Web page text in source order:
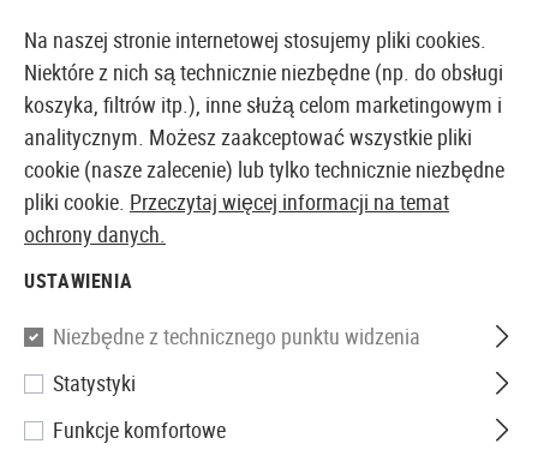
EUROPEJSKI AIRSOFT SKLEP I HURTOWNIA
Marki D3O
D3O
Na naszej stronie internetowej stosujemy pliki cookies.
Niektóre z nich są technicznie niezbędne (np. do obsługi
koszyka, filtrów itp.), inne służą celom marketingowym i
analitycznym. Możesz zaakceptować wszystkie pliki
cookie (nasze zalecenie) lub tylko technicznie niezbędne
pliki cookie. Przeczytaj więcej informacji na temat
ochrony danych.
USTAWIENIA
Niezbędne z technicznego punktu widzenia
Statystyki
Funkcje komfortowe